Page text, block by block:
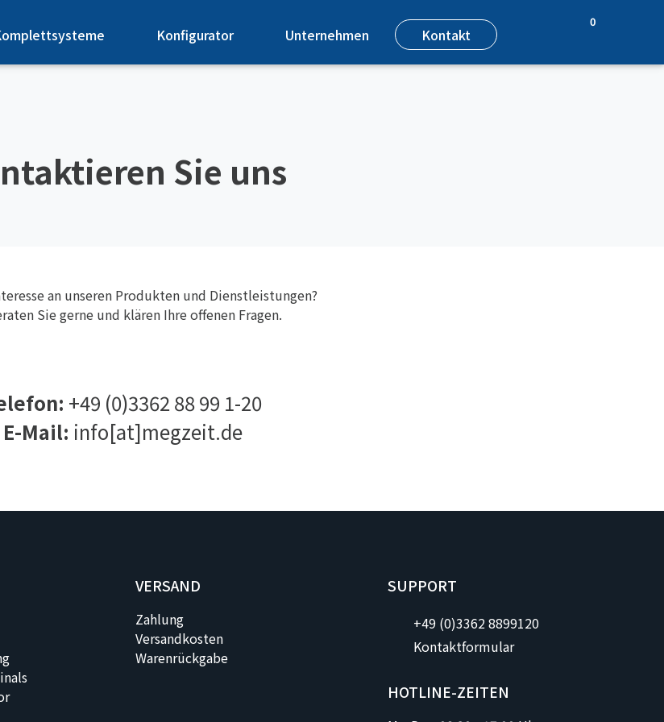
Konfigurator Unternehmen Kontakt
Sie uns
an unseren Produkten und Dienstleistungen?
Sie gerne und klären Ihre offenen Fragen.
+49 (0)3362 88 99 1-20
E-Mail: info[at]megzeit.de
VERSAND
Zahlung
Versandkosten
Warenrückgabe
SUPPORT
+49 (0)3362 8899120
Kontaktformular
HOTLINE-ZEITEN
0